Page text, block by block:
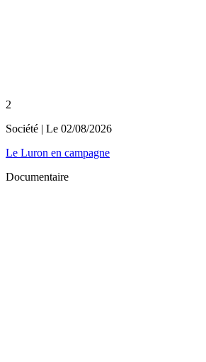
2
Société | Le 02/08/2026
Le Luron en campagne
Documentaire